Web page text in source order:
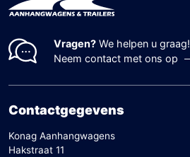
Vragen? We helpen u graag!
Neem contact met ons op
Contactgegevens
Konag Aanhangwagens
Hakstraat 11